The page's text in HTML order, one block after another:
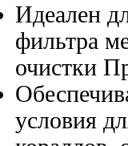
Идеален
фильтра
очистки
условия